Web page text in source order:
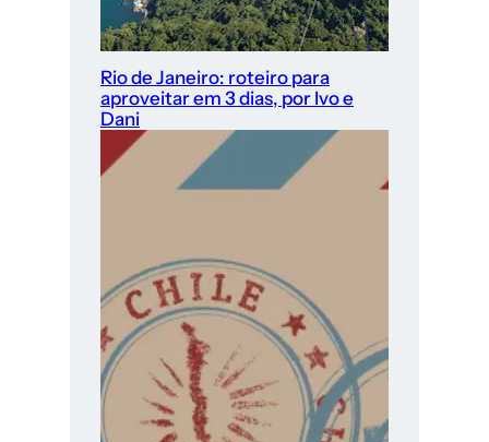
Rio de Janeiro: roteiro para
aproveitar em 3 dias, por Ivo e
Dani